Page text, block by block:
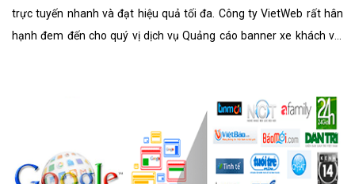
trực tuyến nhanh và đạt hiệu quả tối đa. Công ty VietWeb rất hân
hạnh đem đến cho quý vị dịch vụ Quảng cáo banner xe khách với